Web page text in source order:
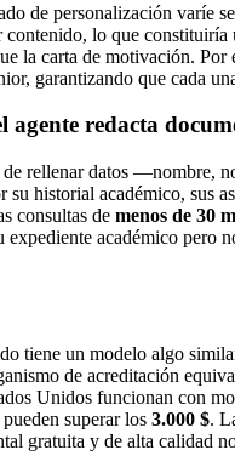
de personalización varíe
lo que
la carta de motivación.
garantizando que cada
redacta
rellenar datos —nombre,
historial académico, sus
consultas de menos de 30
académico
tiene un modelo algo
de acreditación
Unidos funcionan con
superar los 3.000 $.
gratuita y de alta calidad